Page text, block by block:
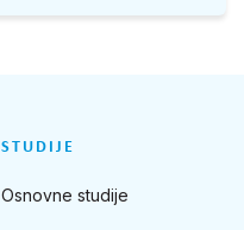
STUDIJE
Osnovne studije